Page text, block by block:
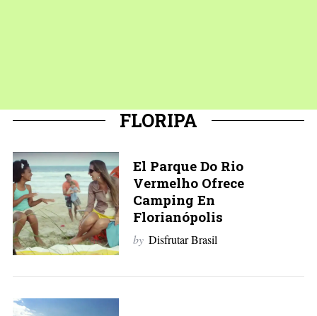
FLORIPA
El Parque Do Rio
Vermelho Ofrece
Camping En
Florianópolis
by Disfrutar Brasil